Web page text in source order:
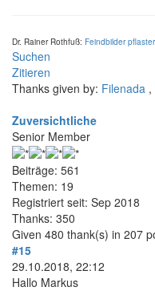
Dr. Rainer Rothfuß: Feindbilder
Suchen
Zitieren
Thanks given by: Filenada ,
Zuversichtliche
Senior Member
Beiträge: 561
Themen: 19
Registriert seit: Sep 2018
Thanks: 350
Given 480 thank(s) in 207
#15
29.10.2018, 22:12
Hallo Markus